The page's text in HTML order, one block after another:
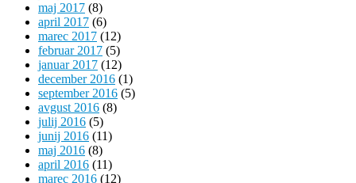
maj 2017 (8)
april 2017 (6)
marec 2017 (12)
februar 2017 (5)
januar 2017 (12)
december 2016 (1)
september 2016 (5)
avgust 2016 (8)
julij 2016 (5)
junij 2016 (11)
maj 2016 (8)
april 2016 (11)
marec 2016 (12)